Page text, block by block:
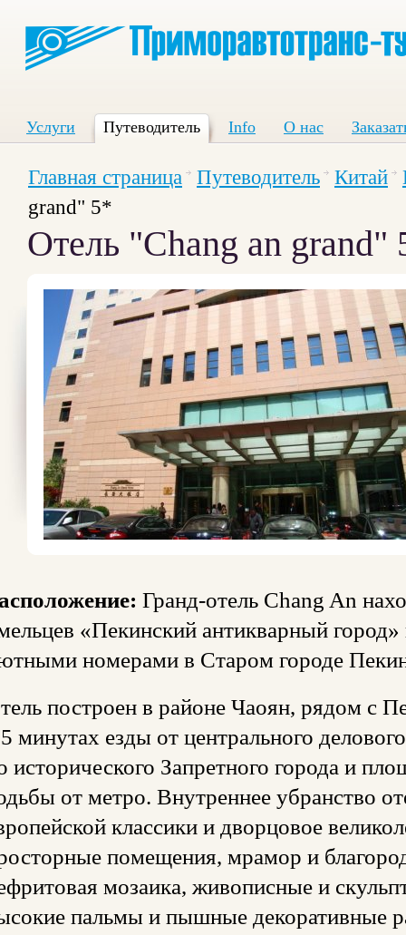
Услуги Путеводитель Info О нас
Главная страница Путеводитель Китай
grand" 5*
Отель "Chang an grand"
Гранд-отель Chang An
«Пекинский антикварный
номерами в Старом городе
построен в районе Чаоян, рядом с
минутах езды от центрального
исторического Запретного города и
от метро. Внутреннее убранство
классики и дворцовое
помещения, мрамор и
мозаика, живописные и
пальмы и пышные декоративные